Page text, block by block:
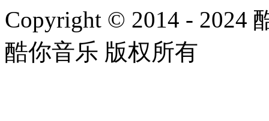
Copyright © 2014 - 2024
酷你音乐 版权所有